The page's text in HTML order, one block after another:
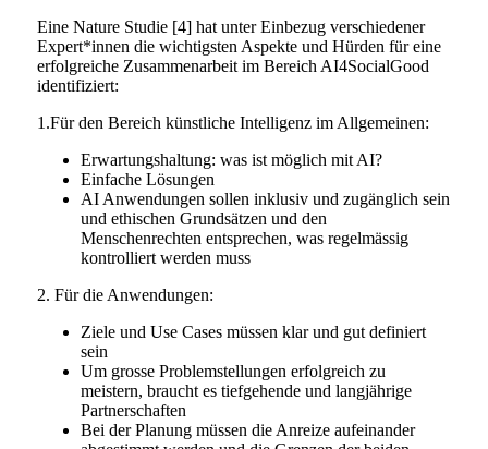
Eine Nature Studie [4] hat unter Einbezug verschiedener
Expert*innen die wichtigsten Aspekte und Hürden für eine
erfolgreiche Zusammenarbeit im Bereich AI4SocialGood
identifiziert:
1.Für den Bereich künstliche Intelligenz im Allgemeinen:
Erwartungshaltung: was ist möglich mit AI?
Einfache Lösungen
AI Anwendungen sollen inklusiv und zugänglich sein
und ethischen Grundsätzen und den
Menschenrechten entsprechen, was regelmässig
kontrolliert werden muss
2. Für die Anwendungen:
Ziele und Use Cases müssen klar und gut definiert
sein
Um grosse Problemstellungen erfolgreich zu
meistern, braucht es tiefgehende und langjährige
Partnerschaften
Bei der Planung müssen die Anreize aufeinander